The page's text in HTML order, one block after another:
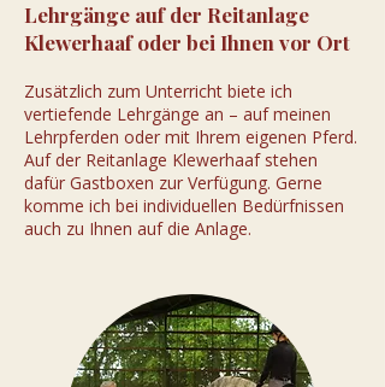
Lehrgänge auf der Reitanlage
Klewerhaaf oder bei Ihnen vor Ort
Zusätzlich zum Unterricht biete ich
vertiefende Lehrgänge an – auf meinen
Lehrpferden oder mit Ihrem eigenen Pferd.
Auf der Reitanlage Klewerhaaf stehen
dafür Gastboxen zur Verfügung. Gerne
komme ich bei individuellen Bedürfnissen
auch zu Ihnen auf die Anlage.